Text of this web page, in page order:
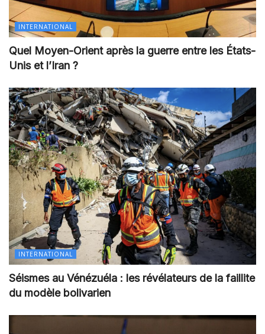
INTERNATIONAL
Quel Moyen-Orient après la guerre entre les États-
Unis et l’Iran ?
INTERNATIONAL
Séismes au Vénézuéla : les révélateurs de la faillite
du modèle bolivarien